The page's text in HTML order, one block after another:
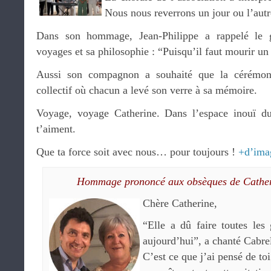
Nous nous reverrons un jour ou
Dans son hommage, Jean-Philippe a rappelé
voyages et sa philosophie : “Puisqu’il faut mourir
Aussi son compagnon a souhaité que la
collectif où chacun a levé son verre à sa mémoire.
Voyage, voyage Catherine. Dans l’espace inouï
t’aiment.
Que ta force soit avec nous… pour toujours !
Hommage prononcé aux obsèques de
Chère Catherine,
“Elle a dû faire toutes les
aujourd’hui”, a chanté
C’est ce que j’ai pensé de